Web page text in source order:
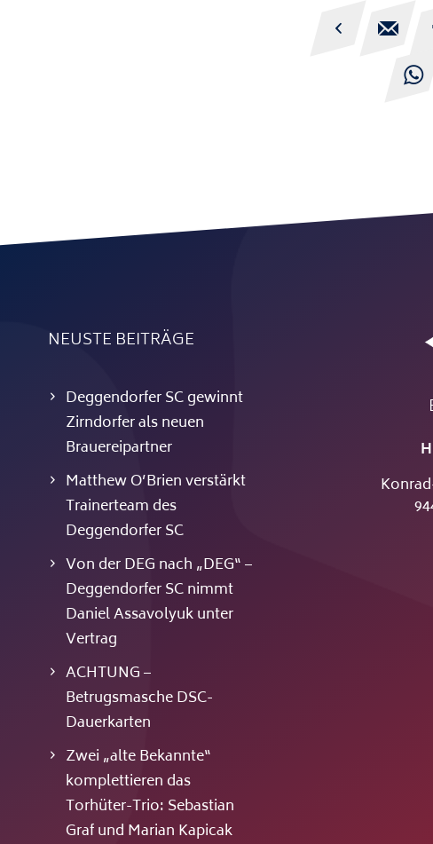
 

NEUSTE BEITRÄGE
Deggendorfer SC gewinnt
Zirndorfer als neuen
Brauereipartner
Matthew O’Brien verstärkt
Trainerteam des
Deggendorfer SC
Von der DEG nach „DEG“ –
Deggendorfer SC nimmt
Daniel Assavolyuk unter
Vertrag
ACHTUNG –
Betrugsmasche DSC-
Dauerkarten
Zwei „alte Bekannte“
komplettieren das
Torhüter-Trio: Sebastian
Graf und Marian Kapicak